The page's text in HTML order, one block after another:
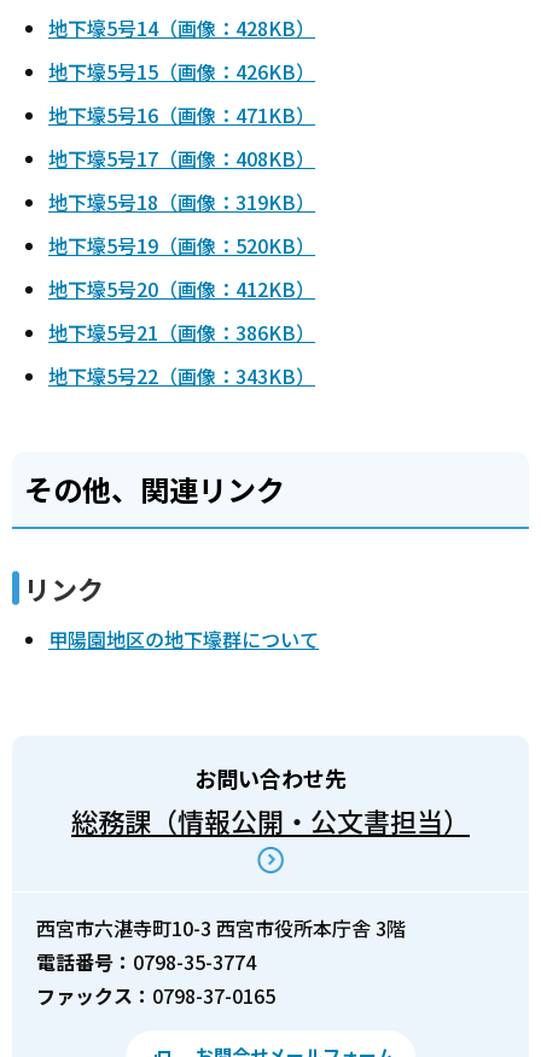
地下壕5号14（画像：428KB）
地下壕5号15（画像：426KB）
地下壕5号16（画像：471KB）
地下壕5号17（画像：408KB）
地下壕5号18（画像：319KB）
地下壕5号19（画像：520KB）
地下壕5号20（画像：412KB）
地下壕5号21（画像：386KB）
地下壕5号22（画像：343KB）
その他、関連リンク
リンク
甲陽園地区の地下壕群について
お問い合わせ先
総務課（情報公開・公文書担当）
西宮市六湛寺町10-3 西宮市役所本庁舎 3階
電話番号： 0798-35-3774
ファックス： 0798-37-0165